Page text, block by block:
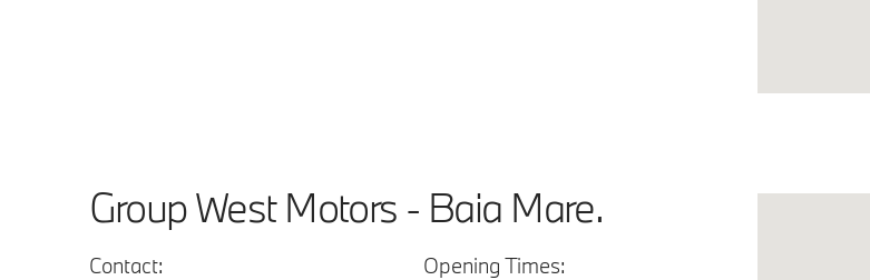
Group West Motors - Baia Mare.
Contact: Opening Times: